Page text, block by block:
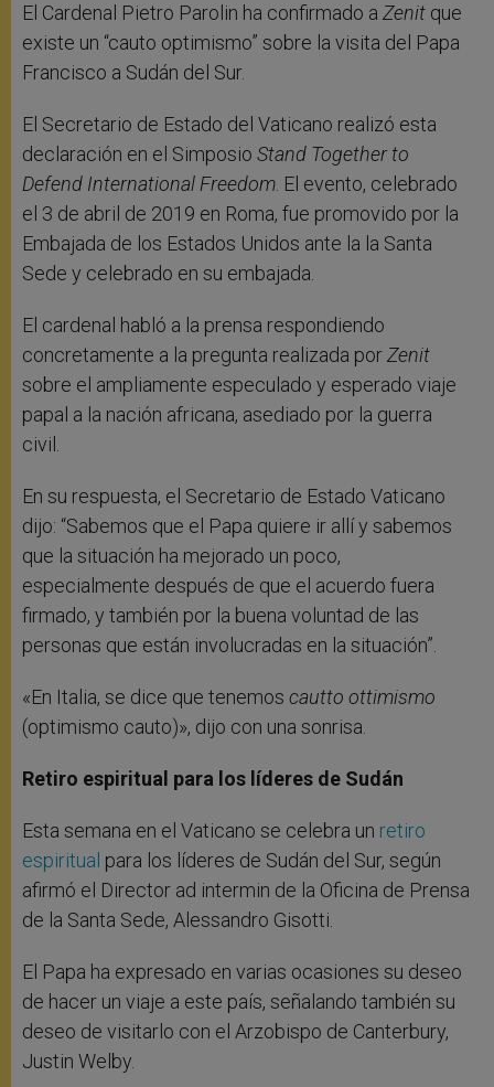
El Cardenal Pietro Parolin ha confirmado a Zenit que
existe un “cauto optimismo” sobre la visita del Papa
Francisco a Sudán del Sur.
El Secretario de Estado del Vaticano realizó esta
declaración en el Simposio Stand Together to
Defend International Freedom . El evento, celebrado
el 3 de abril de 2019 en Roma, fue promovido por la
Embajada de los Estados Unidos ante la la Santa
Sede y celebrado en su embajada.
El cardenal habló a la prensa respondiendo
concretamente a la pregunta realizada porZenit
sobre el ampliamente especulado y esperado viaje
papal a la nación africana, asediado por la guerra
civil.
En su respuesta, el Secretario de Estado Vaticano
dijo: “Sabemos que el Papa quiere ir allí y sabemos
que la situación ha mejorado un poco,
especialmente después de que el acuerdo fuera
firmado, y también por la buena voluntad de las
personas que están involucradas en la situación”.
«En Italia, se dice que tenemos cautto ottimismo
(optimismo cauto)», dijo con una sonrisa.
Retiro espiritual para los líderes de Sudán
Esta semana en el Vaticano se celebra un retiro
espiritual para los líderes de Sudán del Sur, según
afirmó el Director ad intermin de la Oficina de Prensa
de la Santa Sede, Alessandro Gisotti.
El Papa ha expresado en varias ocasiones su deseo
de hacer un viaje a este país, señalando también su
deseo de visitarlo con el Arzobispo de Canterbury,
Justin Welby.